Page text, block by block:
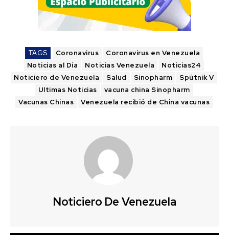
TAGS Coronavirus
Coronavirus en Venezuela
Noticias al Día
Noticias Venezuela
Noticias24
Noticiero de Venezuela
Salud Sinopharm
Spútnik V
Ultimas Noticias
vacuna china Sinopharm
Vacunas Chinas
Venezuela recibió de China vacunas
Noticiero De Venezuela